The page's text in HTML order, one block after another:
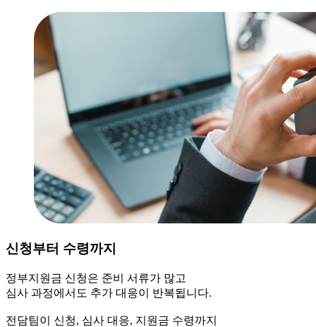
신청부터 수령까지
정부지원금 신청은 준비 서류가 많고
심사 과정에서도 추가 대응이 반복됩니다.
전담팀이 신청, 심사 대응, 지원금 수령까지